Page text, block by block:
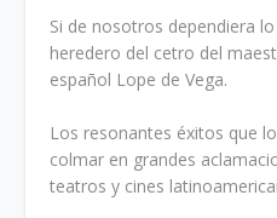
Si de nosotros dependiera
heredero del cetro del
español Lope de Vega.
Los resonantes éxitos que
colmar en grandes
teatros y cines